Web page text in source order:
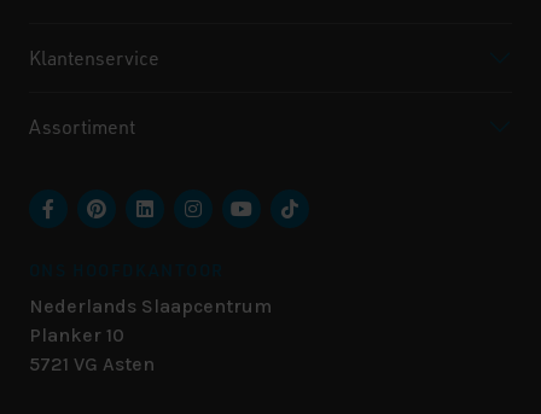
Klantenservice
Assortiment
Nederlands Slaapcentrum
Planker 10
5721 VG Asten